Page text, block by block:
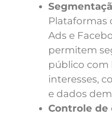
Plataformas
Ads e
permitem
público com
interesses,
e dados
Controle de